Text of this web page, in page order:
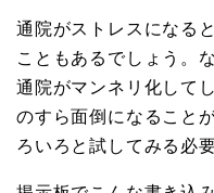
通院がストレスになる
こともあるでしょう。
通院がマンネリ化して
のすら面倒になること
ろいろと試してみる必